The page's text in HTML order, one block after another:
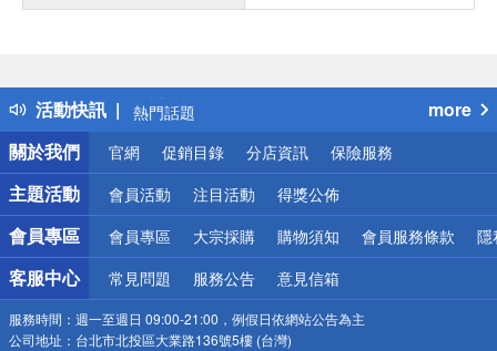
活動快訊
得獎公告
熱門話題
銀行優惠
偏遠地區配送
詐騙網頁！請小心！
more
關於我們
官網 促銷目錄 分店資訊 保險服務
主題活動 會員活動 注目活動 得獎公佈
會員專區 會員專區 大宗採購 購物須知 會員服務條款 隱
客服中心 常見問題 服務公告 意見信箱
服務時間： 週一至週日 09:00-21:00，例假日依網站公告為主
公司地址： 台北市北投區大業路136號5樓 (台灣)